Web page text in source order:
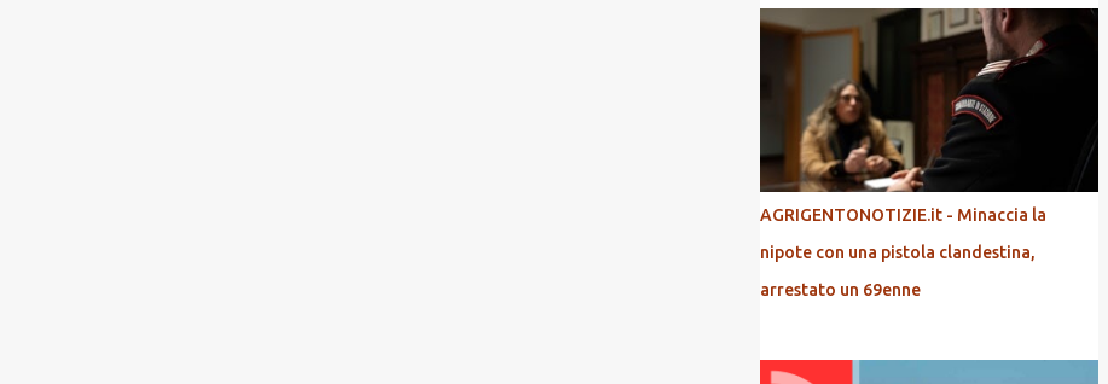
AGRIGENTONOTIZIE.it - Minaccia la
nipote con una pistola clandestina,
arrestato un 69enne